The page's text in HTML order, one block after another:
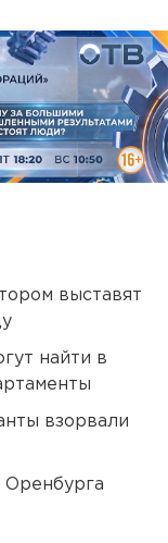
выставят
найти в
взорвали